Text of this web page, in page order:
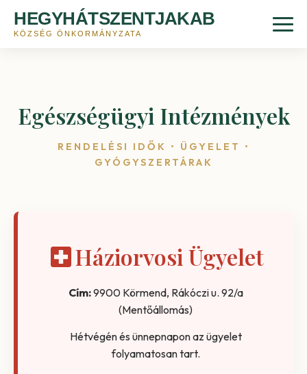
HEGYHÁTSZENTJAKAB
KÖZSÉG ÖNKORMÁNYZATA
Egészségügyi Intézmények
RENDELÉSI IDŐK • ÜGYELET •
GYÓGYSZERTÁRAK
Háziorvosi Ügyelet
Cím:9900 Körmend, Rákóczi u. 92/a
(Mentőállomás)
Hétvégén és ünnepnapon az ügyelet
folyamatosan tart.